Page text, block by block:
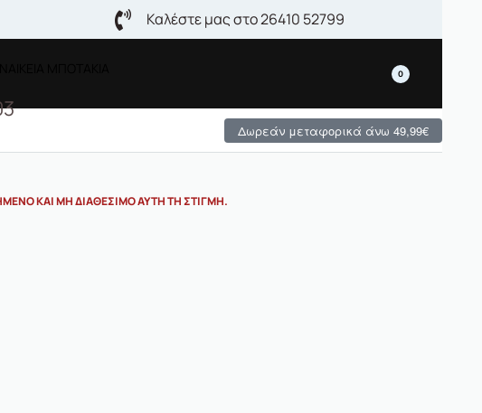
Καλέστε μας στο 26410 52799
0
Δωρεάν μεταφορικά άνω 49,99€
ΚΑΙ ΜΗ ΔΙΑΘΈΣΙΜΟ ΑΥΤΉ ΤΗ ΣΤΙΓΜΉ.